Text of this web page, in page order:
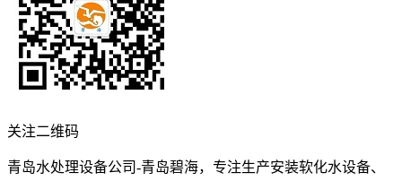
关注二维码
青岛水处理设备公司-青岛碧海，专注生产安装软化水设备、